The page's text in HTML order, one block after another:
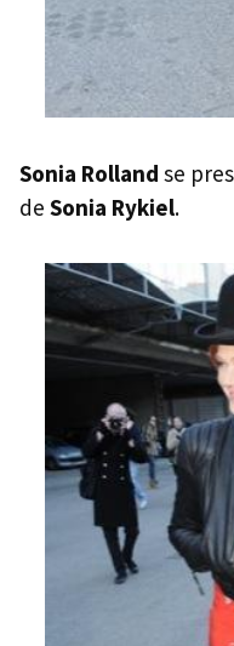
Sonia Rolland se
de Sonia Rykiel.